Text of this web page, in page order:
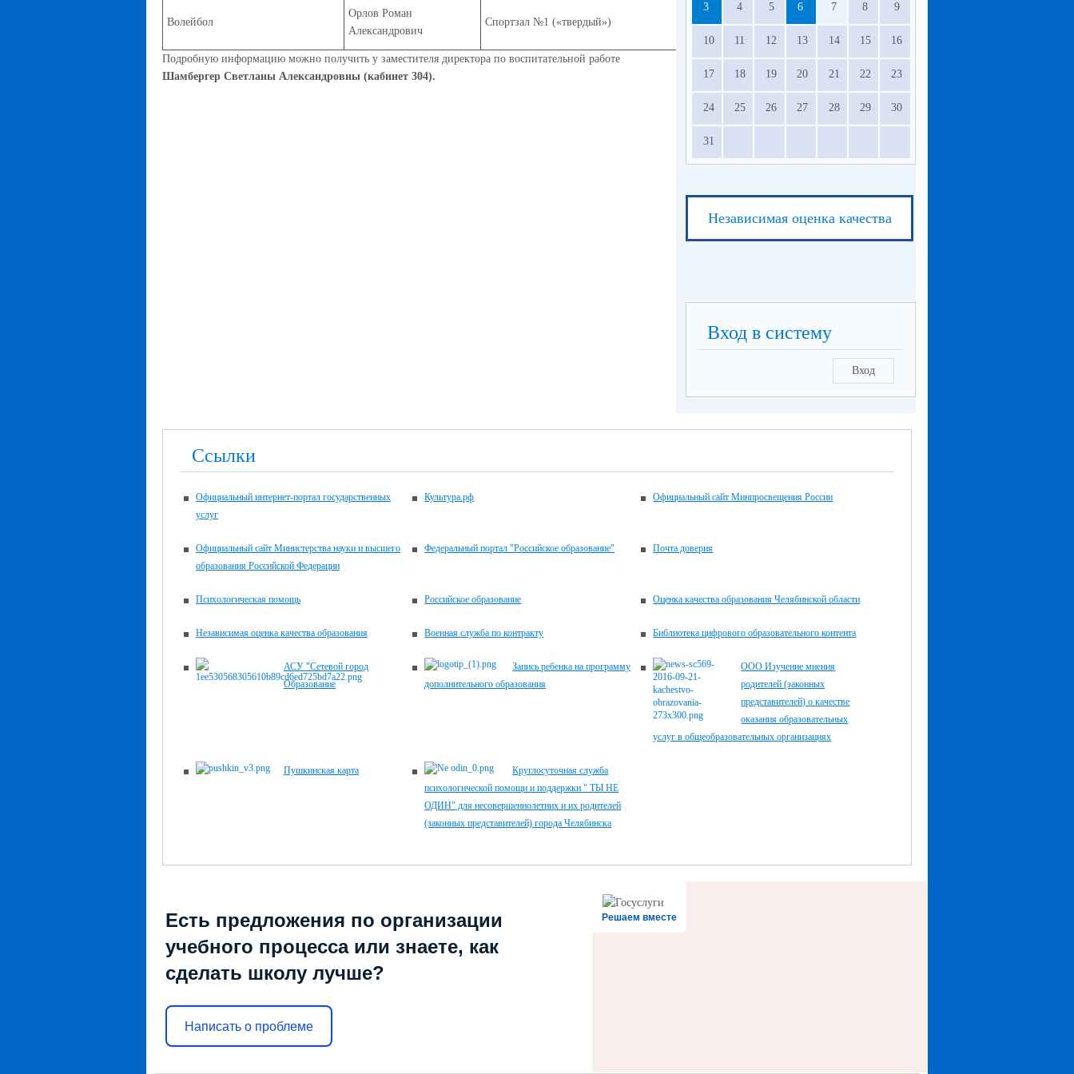
Волейбол
Орлов Роман
Александрович
Спортзал №1 («твердый»)
Подробную информацию можно получить у заместителя директора по воспитательной работе
Шамбергер Светланы Александровны (кабинет 304).
3 4 5 6 7 8 9
10 11 12 13 14 15 16
17 18 19 20 21 22 23
24 25 26 27 28 29 30
31
Независимая оценка качества
Вход в систему
Вход
Ссылки
Официальный интернет-портал государственных
услуг
Культура.рф Официальный сайт Минпросвещения России
Официальный сайт Министерства науки и высшего
образования Российской Федерации
Федеральный портал "Российское образование" Почта доверия
Психологическая помощь Российское образование Оценка качества образования Челябинской области
Независимая оценка качества образования Военная служба по контракту Библиотека цифрового образова­тельного контента
АСУ "Сетевой город
Образование
Запись ребенка на программу
дополнительного образования
ООО Изучение мнения
родителей (законных
представителей) о качестве
оказания образовательных
услуг в общеобразовательных организациях
Пушкинская карта
Круглосуточная служба
психологической помощи и поддержки " ТЫ НЕ
ОДИН" для несовершеннолетних и их родителей
(законных представителей) города Челябинска
Решаем вместе
Есть предложения по организации
учебного процесса или знаете, как
сделать школу лучше?
Написать о проблеме